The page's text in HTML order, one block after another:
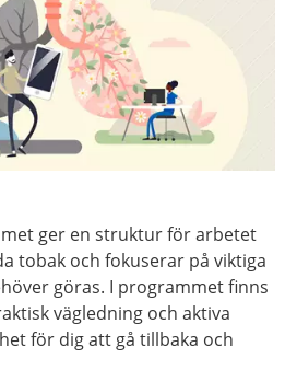
ger en struktur för arbetet
tobak och fokuserar på viktiga
göras. I programmet finns
vägledning och aktiva
för dig att gå tillbaka och